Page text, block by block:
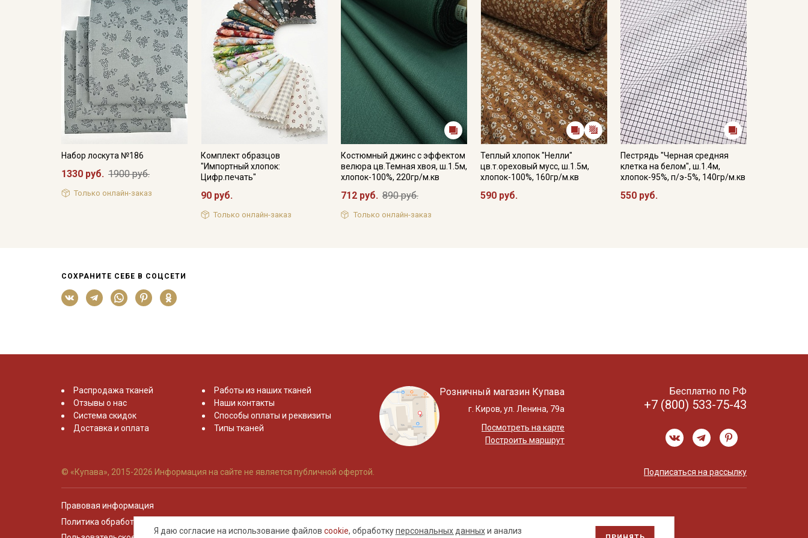
Набор лоскута №186
1330 руб. 1900 руб.
Только онлайн-заказ
Комплект образцов
"Импортный хлопок:
Цифр.печать"
90 руб.
Только онлайн-заказ
Костюмный джинс с эффектом
велюра цв.Темная хвоя, ш.1.5м,
хлопок-100%, 220гр/м.кв
712 руб. 890 руб.
Только онлайн-заказ
Теплый хлопок "Нелли"
цв.т.ореховый мусс, ш.1.5м,
хлопок-100%, 160гр/м.кв
590 руб.
Пестрядь "Черная средняя
клетка на белом", ш.1.4м,
хлопок-95%, п/э-5%, 140гр/м.кв
550 руб.
СОХРАНИТЕ СЕБЕ В СОЦСЕТИ
Я даю согласие на использование файлов cookie, обработкуперсональных данныхи анализ
Распродажа тканей
Отзывы о нас
Система скидок
Доставка и оплата
Работы из наших тканей
Наши контакты
Способы оплаты и реквизиты
Типы тканей
Розничный магазин Купава
г. Киров, ул. Ленина, 79а
Посмотреть на карте
Построить маршрут
Бесплатно по РФ
+7 (800) 533-75-43
© «Купава», 2015-2026 Информация на сайте не является публичной офертой. Подписаться на рассылку
Правовая информация
Политика обработки персональных данных